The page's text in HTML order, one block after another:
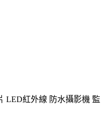
LED紅外線 防水攝影機 監